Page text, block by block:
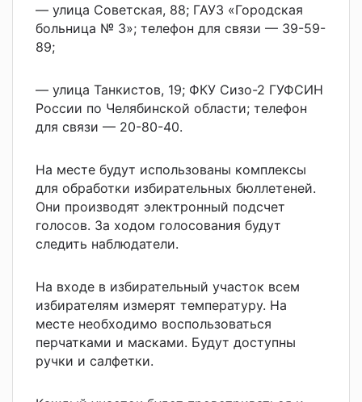
— улица Советская, 88; ГАУЗ «Городская
больница № 3»; телефон для связи — 39-59-
89;
— улица Танкистов, 19; ФКУ Сизо-2 ГУФСИН
России по Челябинской области; телефон
для связи — 20-80-40.
На месте будут использованы комплексы
для обработки избирательных бюллетеней.
Они производят электронный подсчет
голосов. За ходом голосования будут
следить наблюдатели.
На входе в избирательный участок всем
избирателям измерят температуру. На
месте необходимо воспользоваться
перчатками и масками. Будут доступны
ручки и салфетки.